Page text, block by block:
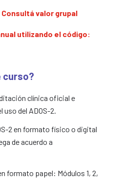
valor grupal
utilizando el código:
curso?
clínica oficial e
del ADOS-2.
2 en formato físico o digital
de acuerdo a
formato papel: Módulos 1, 2,